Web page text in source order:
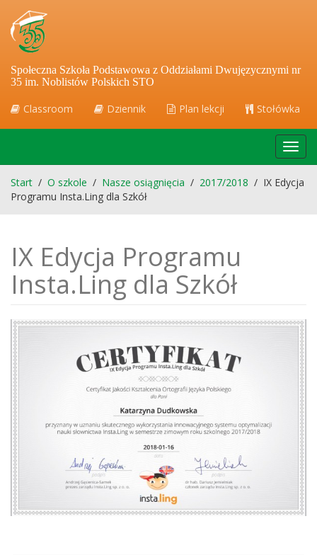
Społeczna Szkoła Podstawowa z Oddziałami Dwujęzycznymi nr
35 im. Noblistów Polskich STO
Classroom Dziennik Plan lekcji Stołówka
Start / O szkole / Nasze osiągnięcia / 2017/2018 / IX Edycja
Programu Insta.Ling dla Szkół
IX Edycja Programu
Insta.Ling dla Szkół